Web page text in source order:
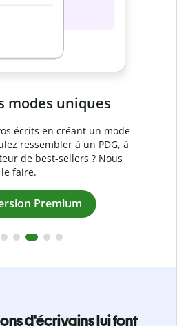
la version Premium
d'écrivains lui font